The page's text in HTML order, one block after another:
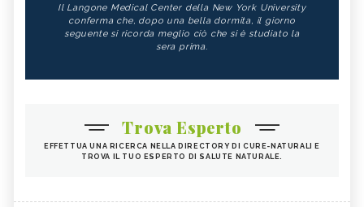
Il Langone Medical Center della New York University
conferma che, dopo una bella dormita, il giorno
seguente si ricorda meglio ciò che si è studiato la
sera prima.
Trova Esperto
EFFETTUA UNA RICERCA NELLA DIRECTORY DI CURE-NATURALI E
TROVA IL TUO ESPERTO DI SALUTE NATURALE.